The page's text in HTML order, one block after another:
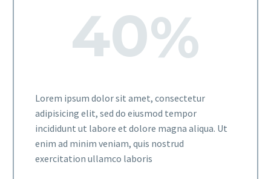
40%
Lorem ipsum dolor sit amet, consectetur
adipisicing elit, sed do eiusmod tempor
incididunt ut labore et dolore magna aliqua. Ut
enim ad minim veniam, quis nostrud
exercitation ullamco laboris